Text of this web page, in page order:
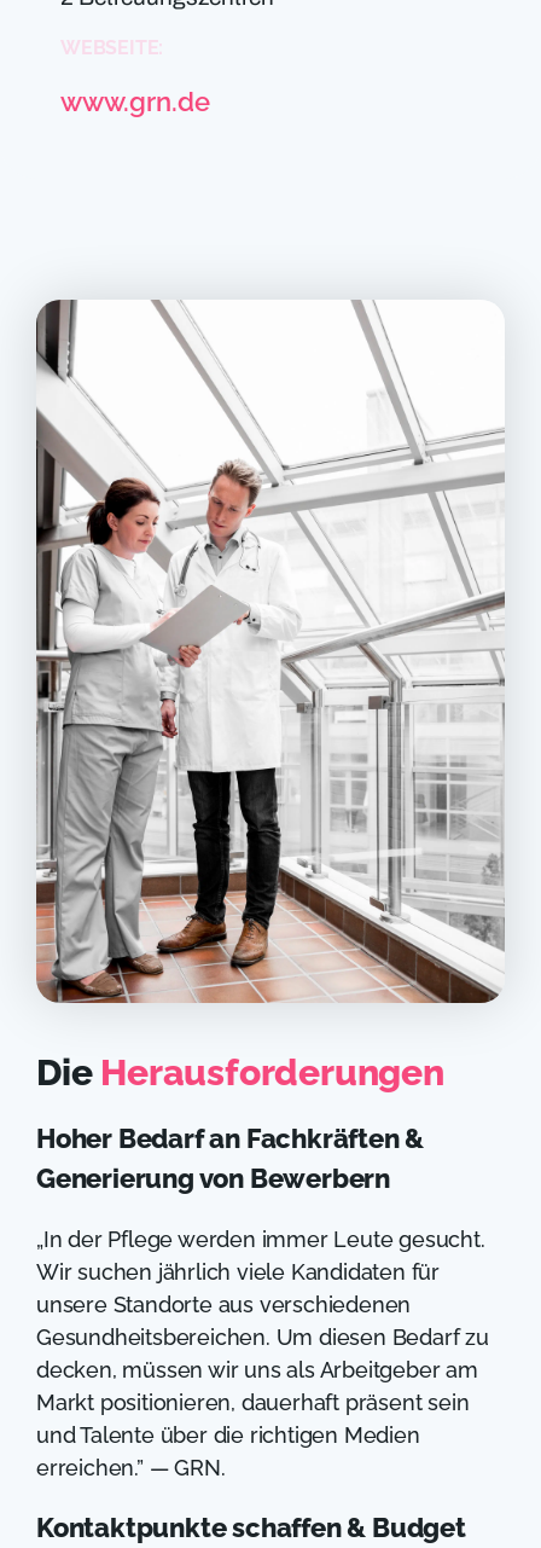
WEBSEITE:
www.grn.de
Die Herausforderungen
Hoher Bedarf an Fachkräften &
Generierung von Bewerbern
„In der Pflege werden immer Leute gesucht.
Wir suchen jährlich viele Kandidaten für
unsere Standorte aus verschiedenen
Gesundheitsbereichen. Um diesen Bedarf zu
decken, müssen wir uns als Arbeitgeber am
Markt positionieren, dauerhaft präsent sein
und Talente über die richtigen Medien
erreichen.” — GRN.
Kontaktpunkte schaffen & Budget